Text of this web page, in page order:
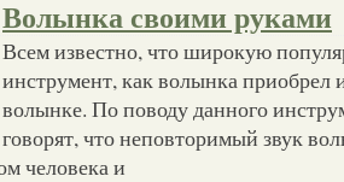
Волынка своими руками
Всем известно, что широкую
инструмент, как волынка приобрел
волынке. По поводу данного
говорят, что неповторимый звук
человека и